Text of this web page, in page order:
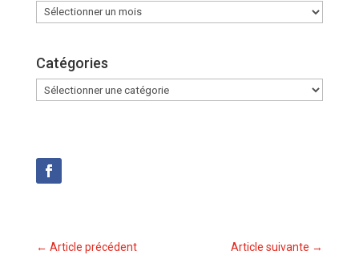
Archives
Catégories
Catégories
← Article précédent Article suivante →